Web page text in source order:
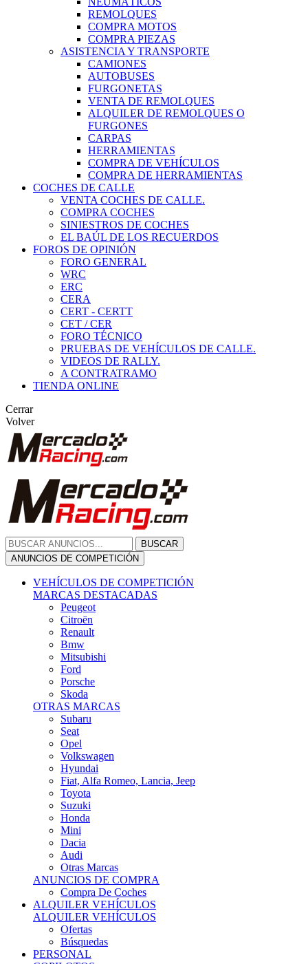
REMOLQUES
COMPRA MOTOS
COMPRA PIEZAS
ASISTENCIA Y TRANSPORTE
CAMIONES
AUTOBUSES
FURGONETAS
VENTA DE REMOLQUES
ALQUILER DE REMOLQUES O
FURGONES
CARPAS
HERRAMIENTAS
COMPRA DE VEHÍCULOS
COMPRA DE HERRAMIENTAS
COCHES DE CALLE
VENTA COCHES DE CALLE.
COMPRA COCHES
SINIESTROS DE COCHES
EL BAÚL DE LOS RECUERDOS
FOROS DE OPINIÓN
FORO GENERAL
WRC
ERC
CERA
CERT - CERTT
CET / CER
FORO TÉCNICO
PRUEBAS DE VEHÍCULOS DE CALLE.
VIDEOS DE RALLY.
A CONTRATRAMO
TIENDA ONLINE
Cerrar
Volver
BUSCAR
ANUNCIOS DE COMPETICIÓN
VEHÍCULOS DE COMPETICIÓN
MARCAS DESTACADAS
Peugeot
Citroën
Renault
Bmw
Mitsubishi
Ford
Porsche
Skoda
OTRAS MARCAS
Subaru
Seat
Opel
Volkswagen
Hyundai
Fiat, Alfa Romeo, Lancia, Jeep
Toyota
Suzuki
Honda
Mini
Dacia
Audi
Otras Marcas
ANUNCIOS DE COMPRA
Compra De Coches
ALQUILER VEHÍCULOS
ALQUILER VEHÍCULOS
Ofertas
Búsquedas
PERSONAL